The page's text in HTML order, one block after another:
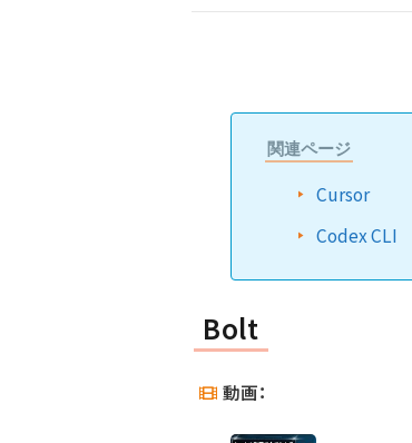
関連ページ
Cursor
Codex CLI
Bolt
動画：